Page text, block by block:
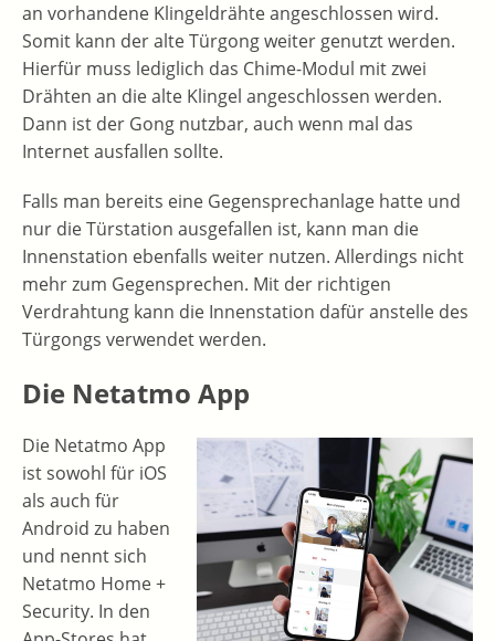
an vorhandene Klingeldrähte angeschlossen wird.
Somit kann der alte Türgong weiter genutzt werden.
Hierfür muss lediglich das Chime-Modul mit zwei
Drähten an die alte Klingel angeschlossen werden.
Dann ist der Gong nutzbar, auch wenn mal das
Internet ausfallen sollte.
Falls man bereits eine Gegensprechanlage hatte und
nur die Türstation ausgefallen ist, kann man die
Innenstation ebenfalls weiter nutzen. Allerdings nicht
mehr zum Gegensprechen. Mit der richtigen
Verdrahtung kann die Innenstation dafür anstelle des
Türgongs verwendet werden.
Die Netatmo App
Die Netatmo App
ist sowohl für iOS
als auch für
Android zu haben
und nennt sich
Netatmo Home +
Security. In den